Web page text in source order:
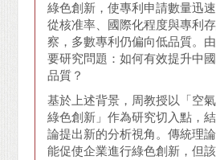
綠色創新，使專利申請數量迅
從核准率、國際化程度與專利
察，多數專利仍偏向低品質。
要研究問題：如何有效提升中
品質？
基於上述背景，周教授以「空
綠色創新」作為研究切入點，
論提出新的分析視角。傳統理
能促使企業進行綠色創新，但